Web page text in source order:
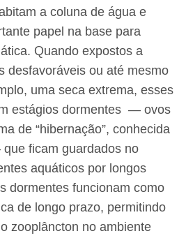
a coluna de água e
papel na base para
Quando expostos a
desfavoráveis ou até mesmo
uma seca extrema, esses
estágios dormentes — ovos
de “hibernação”, conhecida
ficam guardados no
aquáticos por longos
dormentes funcionam como
de longo prazo, permitindo
zooplâncton no ambiente